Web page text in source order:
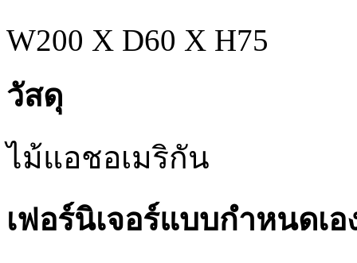
W200 X D60 X H75
วัสดุ
ไม้แอชอเมริกัน
เฟอร์นิเจอร์แบบกำหนดเอ